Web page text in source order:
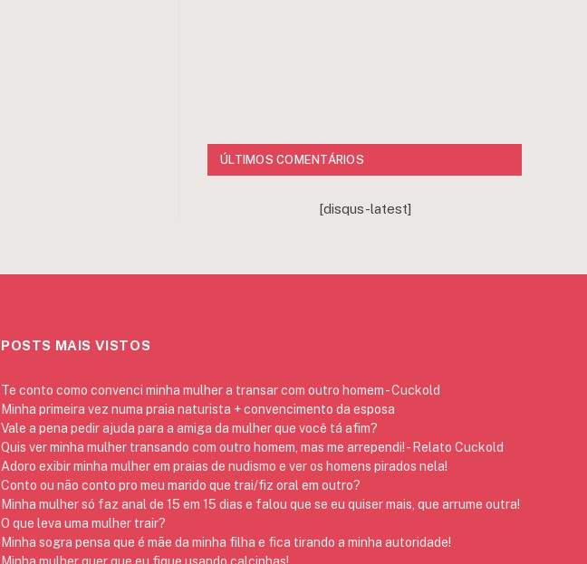
ÚLTIMOS COMENTÁRIOS
[disqus-latest]
POSTS MAIS VISTOS
Te conto como convenci minha mulher a transar com outro homem - Cuckold
Minha primeira vez numa praia naturista + convencimento da esposa
Vale a pena pedir ajuda para a amiga da mulher que você tá afim?
Quis ver minha mulher transando com outro homem, mas me arrependi! - Relato Cuckold
Adoro exibir minha mulher em praias de nudismo e ver os homens pirados nela!
Conto ou não conto pro meu marido que trai/fiz oral em outro?
Minha mulher só faz anal de 15 em 15 dias e falou que se eu quiser mais, que arrume outra!
O que leva uma mulher trair?
Minha sogra pensa que é mãe da minha filha e fica tirando a minha autoridade!
Minha mulher quer que eu fique usando calcinhas!